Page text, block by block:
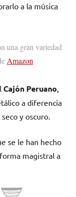
a la música
una gran variedad
Amazon
Cajón Peruano
a diferencia
y oscuro.
se le han hecho
magistral a